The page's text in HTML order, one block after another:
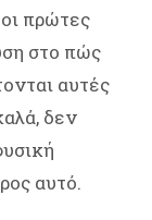
πρώτες
στο πώς
αυτές
δεν
αυτό.